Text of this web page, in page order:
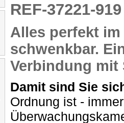
REF-37221-
Alles perfekt
schwenkbar.
Verbindung mit
Damit sind Sie
Ordnung ist -